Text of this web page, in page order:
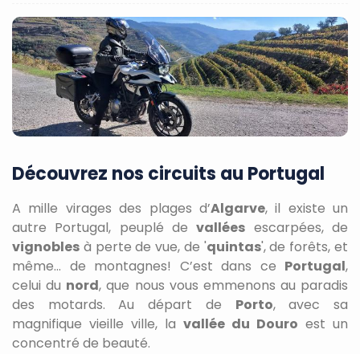
Découvrez nos circuits au Portugal
A mille virages des plages d’Algarve, il existe un
autre Portugal, peuplé devallées escarpées, de
vignobles à perte de vue, de 'quintas', de forêts, et
même... de montagnes! C’est dans ce Portugal,
celui du nord, que nous vous emmenons au paradis
des motards. Au départ de Porto, avec sa
magnifique vieille ville, la vallée du Douro est un
concentré de beauté.